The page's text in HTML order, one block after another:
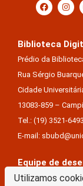
Utilizamos
Biblioteca
Prédio da
Rua Sérgio
Cidade
13083-859 –
Tel.: (19) 3521-6493
E-mail:
Equipe de
Keite Aparecida